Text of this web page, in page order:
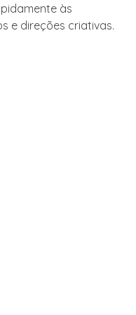
às
e direções criativas.